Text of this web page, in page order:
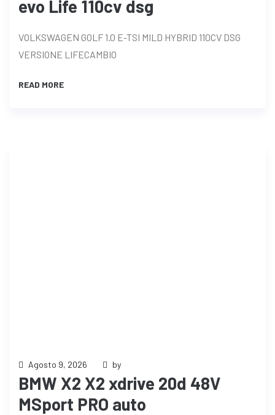
evo Life 110cv dsg
VOLKSWAGEN GOLF 1.0 E-TSI MILD HYBRID 110CV DSG
VERSIONE LIFECAMBIO
READ MORE
Agosto 9, 2026 by
BMW X2 X2 xdrive 20d 48V
MSport PRO auto